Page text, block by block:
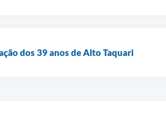
dos 39 anos de Alto Taquari